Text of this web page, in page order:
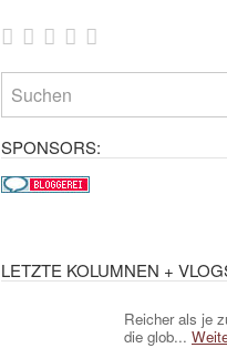
SPONSORS:
LETZTE KOLUMNEN +
Reicher als je
die glob...